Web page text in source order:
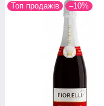
Топ продажів –10%